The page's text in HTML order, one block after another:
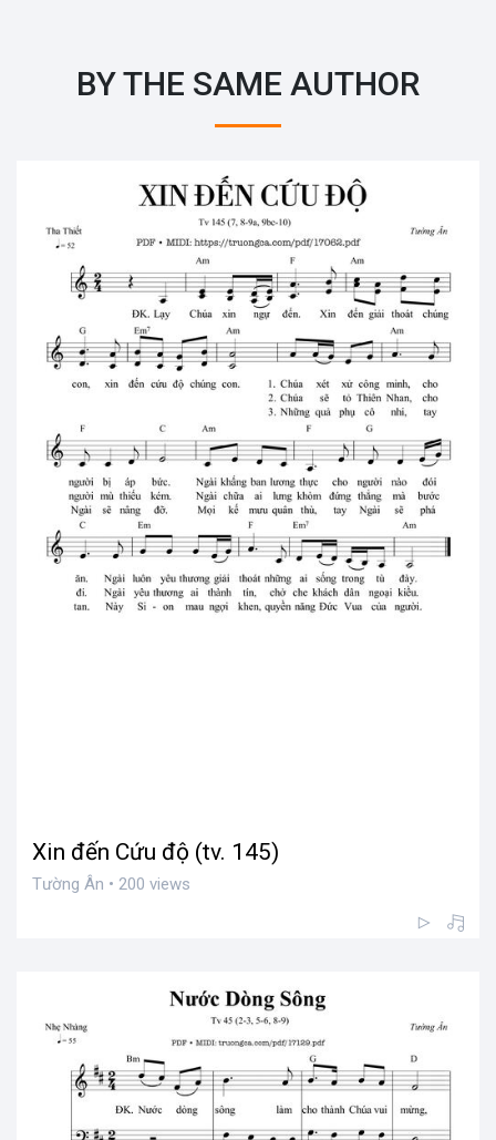
BY THE SAME AUTHOR
Xin đến Cứu độ (tv. 145)
Tường Ân • 200 views